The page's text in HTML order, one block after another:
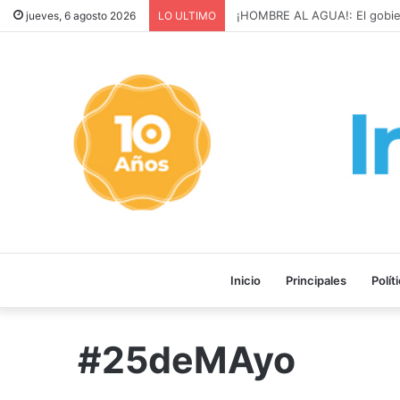
jueves, 6 agosto 2026 LO ULTIMO ¡HOMBRE AL AGUA!: El
Inicio Principales
#25deMAyo